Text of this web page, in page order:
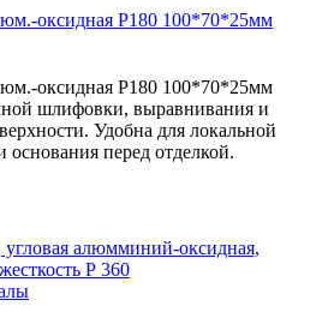
оксидная Р180 100*70*25мм
оксидная Р180 100*70*25мм
шлифовки, выравнивания и
Удобна для локальной
основания перед отделкой.